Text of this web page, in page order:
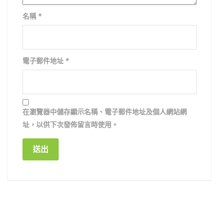
名稱 *
電子郵件地址 *
在瀏覽器中儲存顯示名稱、電子郵件地址及個人網站網
址，以供下次發佈留言時使用。